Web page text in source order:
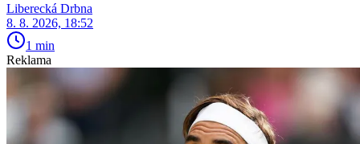
Liberecká Drbna
8. 8. 2026, 18:52
1 min
Reklama